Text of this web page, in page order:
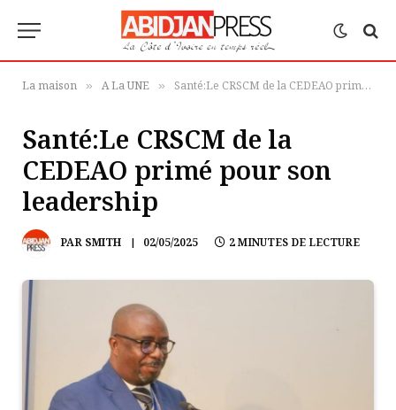
La maison » A La UNE » Santé:Le CRSCM de la CEDEAO primé pour son leadership
Santé:Le CRSCM de la
CEDEAO primé pour son
leadership
PAR SMITH 02/05/2025 2 MINUTES DE LECTURE